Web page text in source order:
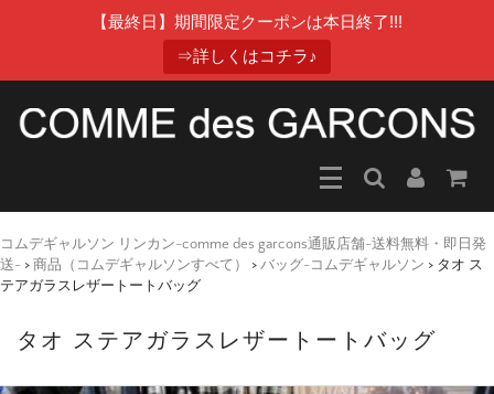
【最終日】期間限定クーポンは本日終了!!!
⇒詳しくはコチラ♪
コムデギャルソン リンカン-comme des garcons通販店舗-送料無料・即日発
送- > 商品（コムデギャルソンすべて） > バッグ-コムデギャルソン > タオ ス
テアガラスレザートートバッグ
タオ ステアガラスレザートートバッグ